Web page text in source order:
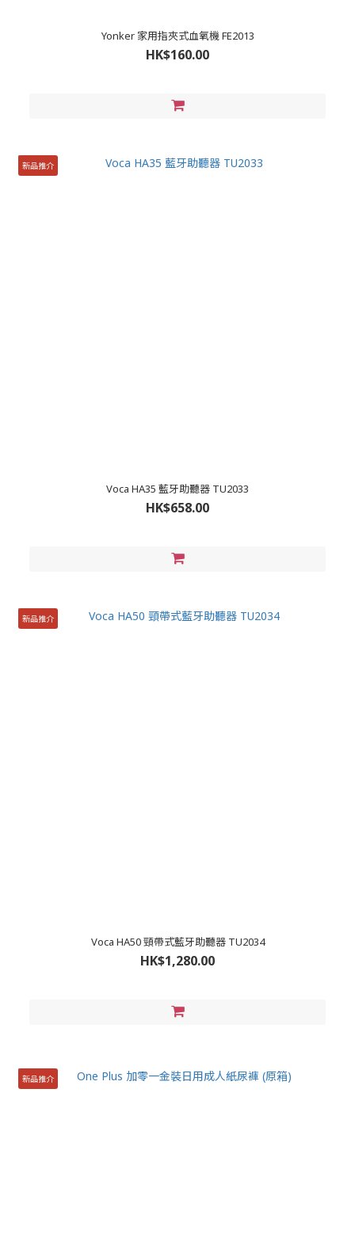
Yonker 家用指夾式血氧機 FE2013
HK$160.00
新品推介
Voca HA35 藍牙助聽器 TU2033
HK$658.00
新品推介
Voca HA50 頸帶式藍牙助聽器 TU2034
HK$1,280.00
新品推介